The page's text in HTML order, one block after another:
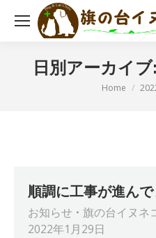
日別アーカイブ:
現在地:
Home
順調に工事が進ん
お知らせ 旗の台イヌネ
2022年1月29日